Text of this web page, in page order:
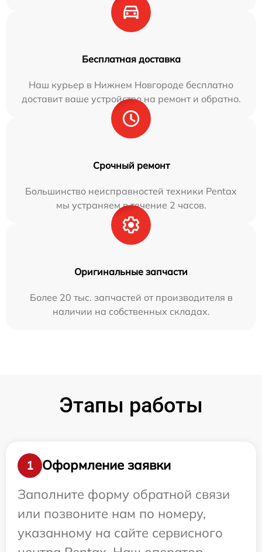
Бесплатная доставка
Наш курьер в Нижнем Новгороде бесплатно
доставит ваше устройство на ремонт и обратно.
Срочный ремонт
Большинство неисправностей техники Pentax
мы устраняем в течение 2 часов.
Оригинальные запчасти
Более 20 тыс. запчастей от производителя в
наличии на собственных складах.
Этапы работы
1
Оформление заявки
Заполните форму обратной связи
или позвоните нам по номеру,
указанному на сайте сервисного